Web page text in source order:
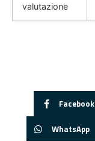
valutazione
Facebook
WhatsApp